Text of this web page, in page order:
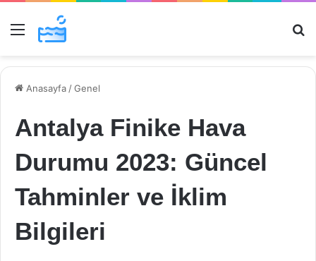
Menü
Anasayfa /Genel
Antalya Finike Hava
Durumu 2023: Güncel
Tahminler ve İklim
Bilgileri